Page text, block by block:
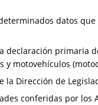
datos
primaria
motovehículos
Dirección de
conferidas por los